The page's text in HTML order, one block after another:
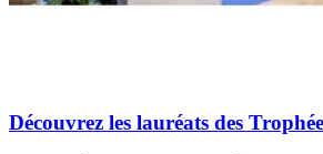
Découvrez les lauréats des